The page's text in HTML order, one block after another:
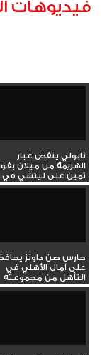
فيديوهات
نابولي ينفض غبار
الهزيمة من ميلان
ثمين على ليتشي في
الدوري...
حارس صن داونز
على آمال الأهلي في
التأهل من مجموعته
بدوري...